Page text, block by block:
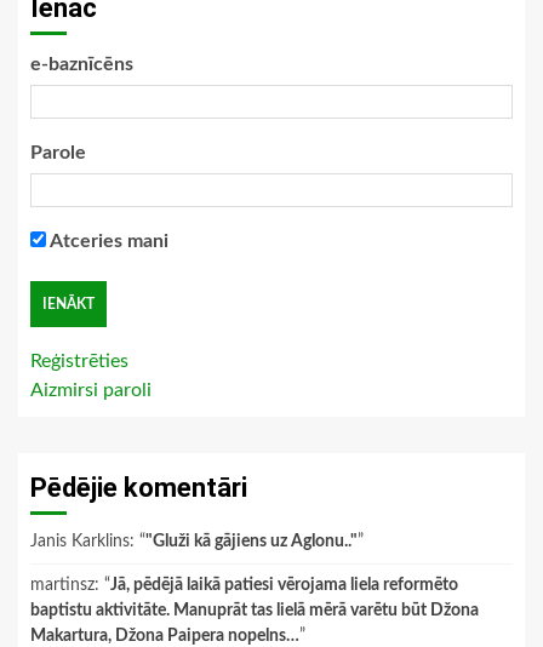
Ienāc
e-baznīcēns
Parole
Atceries mani
Reģistrēties
Aizmirsi paroli
Pēdējie komentāri
Janis Karklins: “"Gluži kā gājiens uz Aglonu.."”
martinsz: “Jā, pēdējā laikā patiesi vērojama liela reformēto
baptistu aktivitāte. Manuprāt tas lielā mērā varētu būt Džona
Makartura, Džona Paipera nopelns…”